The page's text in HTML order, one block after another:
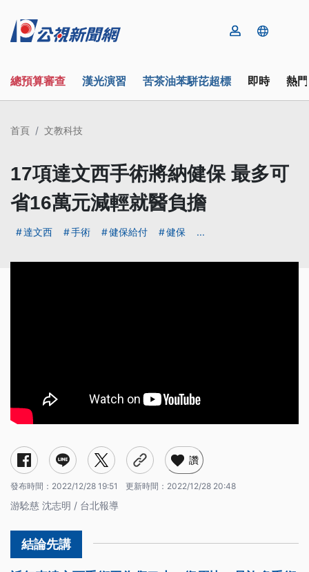
總預算審查 漢光演習 苦茶油苯駢芘超標 即時 熱
首頁 文教科技
17項達文西手術將納健保 最多可
省16萬元減輕就醫負擔
達文西 手術 健保給付 健保 ...
讚
發布時間： 2022/12/28 19:51 更新時間： 2022/12/28 20:48
游騐慈 沈志明 / 台北報導